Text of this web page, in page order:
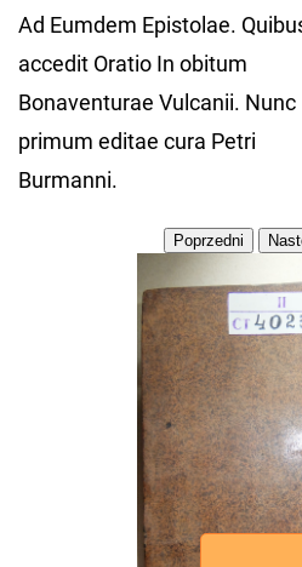
Ad Eumdem Epistolae.
accedit Oratio In obitum
Bonaventurae Vulcanii. Nunc
primum editae cura Petri
Burmanni.